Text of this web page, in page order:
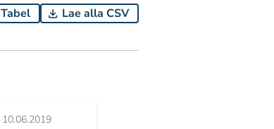
Tabel
Lae alla CSV
10.06.2019